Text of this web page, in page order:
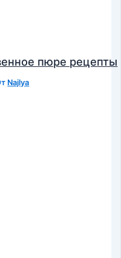
пюре рецепты
Najlya